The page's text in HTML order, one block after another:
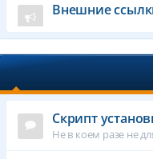
Внешние
Cкрипт
Не в коем разе не